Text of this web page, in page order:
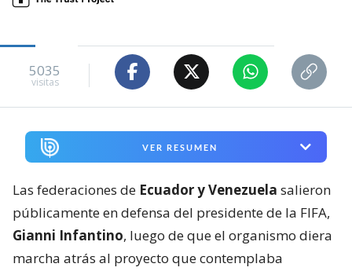
5035
visitas
VER RESUMEN
Las federaciones de Ecuador y Venezuela salieron
públicamente en defensa del presidente de la FIFA,
Gianni Infantino, luego de que el organismo diera
marcha atrás al proyecto que contemplaba